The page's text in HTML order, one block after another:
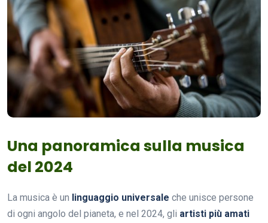
Una panoramica sulla musica
del 2024
La musica è un linguaggio universale che unisce persone
di ogni angolo del pianeta, e nel 2024, gli artisti più amati